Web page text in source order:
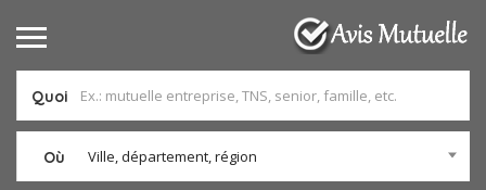
Quoi
Où Ville, département, région